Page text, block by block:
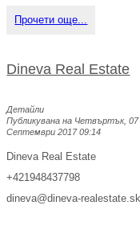
Прочети още...
Dineva Real Estate
Детайли
Публикувана на Четвъртък, 07
Септември 2017 09:14
Dineva Real Estate
+421948437798